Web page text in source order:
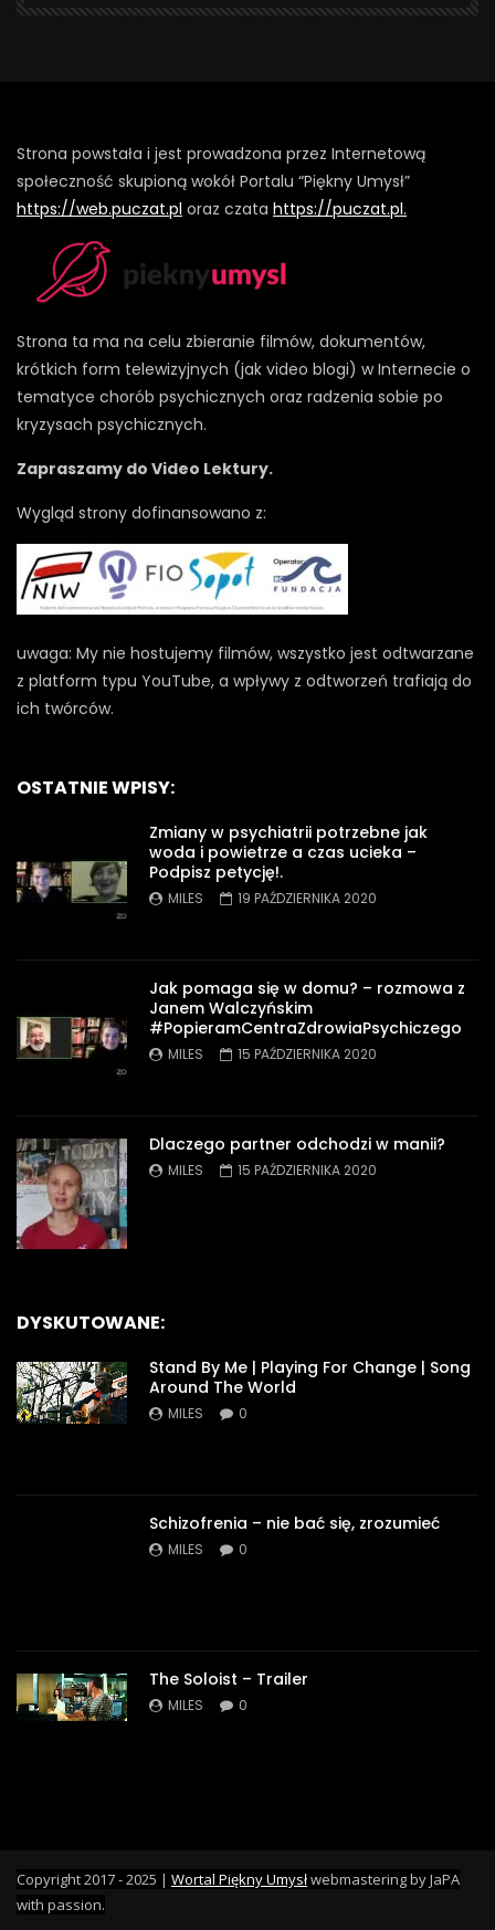
Strona powstała i jest prowadzona przez Internetową
społeczność skupioną wokół Portalu “Piękny Umysł”
https://web.puczat.pl oraz czata https://puczat.pl.
Strona ta ma na celu zbieranie filmów, dokumentów,
krótkich form telewizyjnych (jak video blogi) w Internecie o
tematyce chorób psychicznych oraz radzenia sobie po
kryzysach psychicznych.
Zapraszamy do Video Lektury.
Wygląd strony dofinansowano z:
uwaga: My nie hostujemy filmów, wszystko jest odtwarzane
z platform typu YouTube, a wpływy z odtworzeń trafiają do
ich twórców.
OSTATNIE WPISY:
Zmiany w psychiatrii potrzebne jak
woda i powietrze a czas ucieka –
Podpisz petycję!.
MILES 19 PAŹDZIERNIKA 2020
Jak pomaga się w domu? – rozmowa z
Janem Walczyńskim
#PopieramCentraZdrowiaPsychiczego
MILES 15 PAŹDZIERNIKA 2020
Dlaczego partner odchodzi w manii?
MILES 15 PAŹDZIERNIKA 2020
DYSKUTOWANE:
Stand By Me | Playing For Change | Song
Around The World
MILES 0
Schizofrenia – nie bać się, zrozumieć
MILES 0
The Soloist – Trailer
MILES 0
Copyright 2017 - 2025 | Wortal Piękny Umysłwebmastering by JaPA
with passion.